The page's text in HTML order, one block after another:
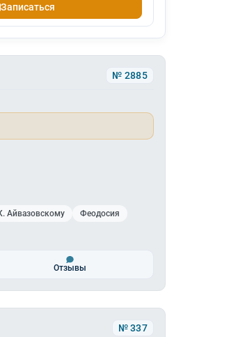
Записаться
№ 2885
Айвазовскому
Феодосия
Отзывы
№ 337